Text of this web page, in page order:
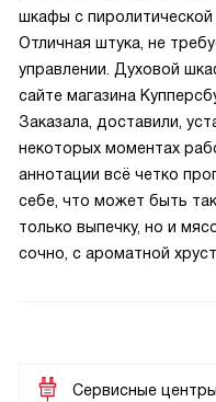
шкафы с пиролитической
Отличная штука, не
управлении. Духовой
сайте магазина
Заказала, доставили,
некоторых моментах
аннотации всё четко
себе, что может быть
только выпечку, но и
сочно, с ароматной
Сервисные центры